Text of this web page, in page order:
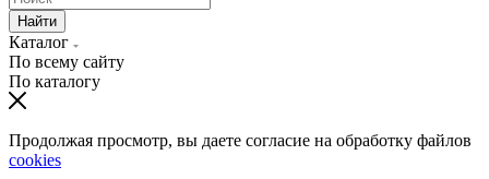
Найти
Каталог
По всему сайту
По каталогу
Продолжая просмотр, вы даете согласие на обработку файлов
cookies